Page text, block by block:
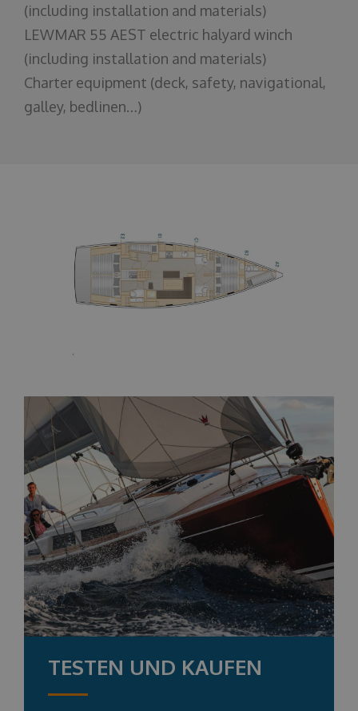
(including installation and materials)
LEWMAR 55 AEST electric halyard winch
(including installation and materials)
Charter equipment (deck, safety, navigational,
galley, bedlinen…)
TESTEN UND KAUFEN